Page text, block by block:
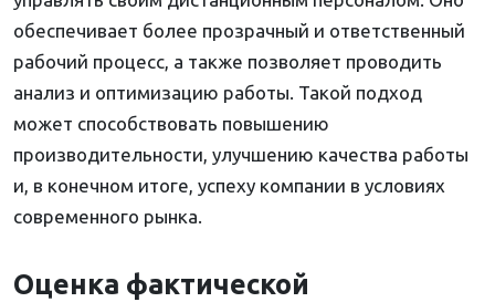
обеспечивает более прозрачный и ответственный
рабочий процесс, а также позволяет проводить
анализ и оптимизацию работы. Такой подход
может способствовать повышению
производительности, улучшению качества работы
и, в конечном итоге, успеху компании в условиях
современного рынка.
Оценка фактической